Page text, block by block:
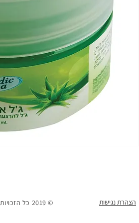
© 2019 כל הזכויות שמורות למ. פיינגרש ושות' בע"מ הצהרת נגישות